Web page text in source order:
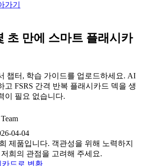
가기
초 만에 스마트 플래시카
챕터, 학습 가이드를 업로드하세요. AI
고 FSRS 간격 반복 플래시카드 덱을 생
이 필요 없습니다.
04-04
제품입니다. 객관성을 위해 노력하지
희의 관점을 고려해 주세요.
카드로 변환